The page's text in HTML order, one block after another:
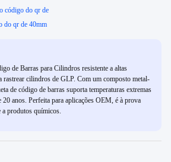
código do qr de
do qr de 40mm
de Barras para Cilindros resistente a altas
rastrear cilindros de GLP. Com um composto metal-
de código de barras suporta temperaturas extremas
anos. Perfeita para aplicações OEM, é à prova
a produtos químicos.